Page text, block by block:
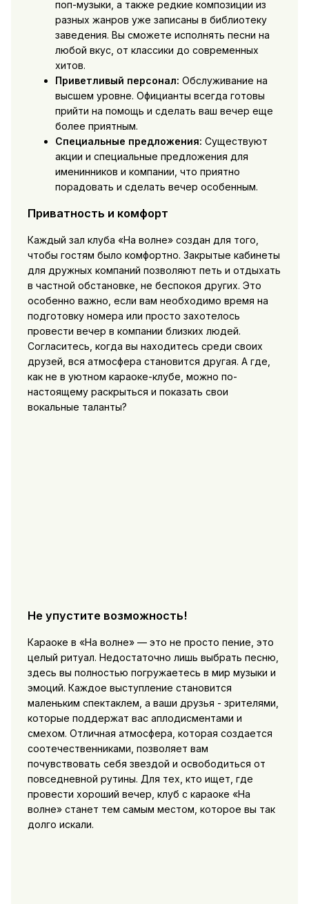
поп-музыки, а также редкие композиции из
разных жанров уже записаны в библиотеку
заведения. Вы сможете исполнять песни на
любой вкус, от классики до современных
хитов.
Приветливый персонал: Обслуживание на
высшем уровне. Официанты всегда готовы
прийти на помощь и сделать ваш вечер еще
более приятным.
Специальные предложения: Существуют
акции и специальные предложения для
именинников и компании, что приятно
порадовать и сделать вечер особенным.
Приватность и комфорт
Каждый зал клуба «На волне» создан для того,
чтобы гостям было комфортно. Закрытые кабинеты
для дружных компаний позволяют петь и отдыхать
в частной обстановке, не беспокоя других. Это
особенно важно, если вам необходимо время на
подготовку номера или просто захотелось
провести вечер в компании близких людей.
Согласитесь, когда вы находитесь среди своих
друзей, вся атмосфера становится другая. А где,
как не в уютном караоке-клубе, можно по-
настоящему раскрыться и показать свои
вокальные таланты?
Не упустите возможность!
Караоке в «На волне» — это не просто пение, это
целый ритуал. Недостаточно лишь выбрать песню,
здесь вы полностью погружаетесь в мир музыки и
эмоций. Каждое выступление становится
маленьким спектаклем, а ваши друзья - зрителями,
которые поддержат вас аплодисментами и
смехом. Отличная атмосфера, которая создается
соотечественниками, позволяет вам
почувствовать себя звездой и освободиться от
повседневной рутины. Для тех, кто ищет, где
провести хороший вечер, клуб с караоке «На
волне» станет тем самым местом, которое вы так
долго искали.